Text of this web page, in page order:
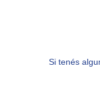
Si tenés